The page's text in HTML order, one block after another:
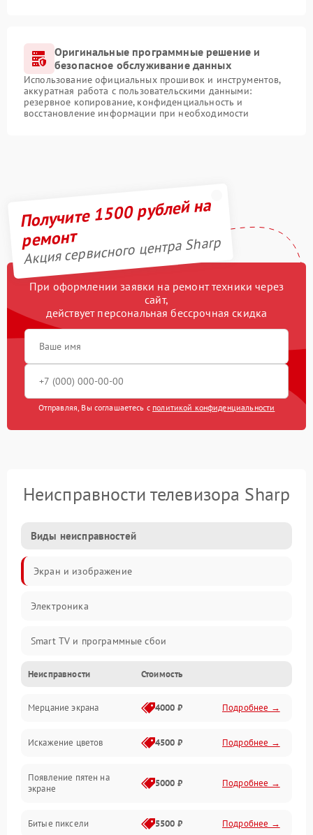
Оригинальные программные решение и
безопасное обслуживание данных
Использование официальных прошивок и инструментов,
аккуратная работа с пользовательскими данными:
резервное копирование, конфиденциальность и
восстановление информации при необходимости
Получите 1500 рублей на
ремонт
Акция сервисного центра Sharp
При оформлении заявки на ремонт техники через
сайт,
действует персональная бессрочная скидка
Отправляя, Вы соглашаетесь с политикой конфиденциальности
Неисправности телевизора Sharp
Виды неисправностей
Экран и изображение
Электроника
Smart TV и программные сбои
Питание и запуск
Подсветка и LED-модули
Звук и аудиосистема
Сигнал и приём каналов
Неисправности Стоимость
Мерцание экрана 4000 ₽ Подробнее →
Искажение цветов 4500 ₽ Подробнее →
Появление пятен на
экране
5000 ₽ Подробнее →
Битые пиксели 5500 ₽ Подробнее →